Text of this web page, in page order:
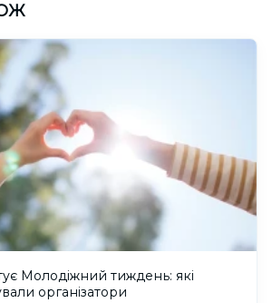
Молодіжний тиждень: які
організатори